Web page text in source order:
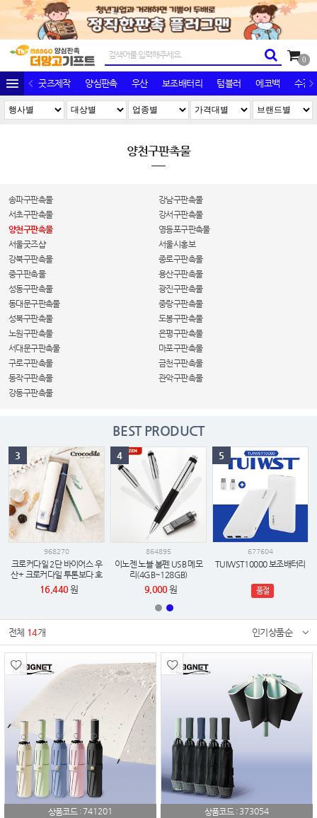
0
굿즈제작 양심판촉 우산 보조배터리 텀블러 에코백 수건/
양천구판촉물
송파구판촉물
강남구판촉물
서초구판촉물
강서구판촉물
양천구판촉물
영등포구판촉물
서울굿즈샵
서울시홍보
강북구판촉물
종로구판촉물
중구판촉물
용산구판촉물
성동구판촉물
광진구판촉물
동대문구판촉물
중랑구판촉물
성북구판촉물
도봉구판촉물
노원구판촉물
은평구판촉물
서대문구판촉물
마포구판촉물
구로구판촉물
금천구판촉물
동작구판촉물
관악구판촉물
강동구판촉물
BEST PRODUCT
968270
크로커다일 2단 바이어스 우
산+ 크로커다일 투톤보다 호
텔 수건세트
16,440원
3
864895
이노젠 노블 볼펜 USB 메모
리(4GB~128GB)
9,000원
4
677604
TUIWST10000 보조배터리
품절
5
전체 14개 인기상품순
상품코드 : 741201
상품코드 : 373054